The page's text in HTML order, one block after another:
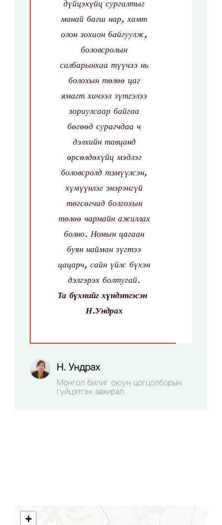
дүйцэхүйц сургалтыг
манай багш нар, хамт
олон зохион байгуулж,
боловсролын
салбарынхаа түүчээ нь
болохын төлөө цаг
ямагт хичээл зүтгэлээ
зориулсаар байгаа
бөгөөд сурагчдаа ч
дэлхийн тавцанд
өрсөлдөхүйц мэдлэг
боловсролд тэмүүлсэн,
хүмүүнлэг энэрэнгүй
төгсөгчид болгохын
төлөө чармайн ажиллах
болно. Номын цагаан
буян найман зүгтээ
цацарч, сайн үйлс бүхэн
дэлгэрэх болтугай.
Та бүхнийг хүндэтгэсэн
Н.Ундрах
Н. Ундрах
Монгол билиг оюун цогцолборын
гүйцэтгэх захирал
+